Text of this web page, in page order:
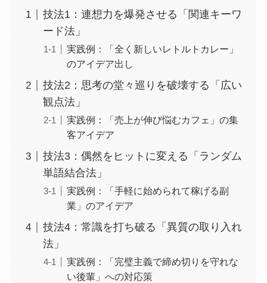
技法1：連想力を爆発させる「関連キーワ
ード法」
実践例：「全く新しいレトルトカレー」
のアイデア出し
技法2：思考の堂々巡りを破壊する「広い
観点法」
実践例：「売上が伸び悩むカフェ」の集
客アイデア
技法3：偶然をヒットに変える「ランダム
単語結合法」
実践例：「手軽に始められて稼げる副
業」のアイデア
技法4：常識を打ち破る「異質の取り入れ
法」
実践例：「完璧主義で締め切りを守れな
い後輩」への対応策